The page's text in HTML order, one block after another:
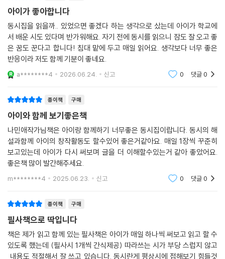
아이가 좋아합니다
동시집을 읽을까.. 있었으면 좋겠다 하는 생각으로 샀는데 아이가 학교에
서 배운 시도 있다며 반가워해요. 자기 전에 동시를 읽으니 잠도 잘 오고 좋
은 꿈도 꾼다고 합니다! 침대 맡에 두고 매일 읽어요. 생각보다 너무 좋은
반응이라 저도 함께 기분이 좋네요.
a********4 2026.06.24. 신고 0 댓글0
종이책 구매
아이와 함께 보기좋은책
나민애작가님책은 아이랑 함께하기 너무좋은 동시집이랍니다. 동시의 해
설과함께 아이의 창작활동도 할수있어 좋은거같아요. 매일 1장씩 꾸준히
보고있는데 아이가 다시 써보며 글을 더 이해할수있는거 같아 좋았어요.
좋은책 많이 발간해주세요.
m********4 2025.06.23. 신고 0 댓글0
종이책 구매
필사책으로 딱입니다
책은 제가 읽고 함께 있는 필사책은 아이가 매일 하나씩 써보고 읽고 할 수
있도록 했는데 (필사시 1개씩 간식제공) 따라쓰는 시가 부당 스럽지 않고
내용도 적절해서 잘 쓰고 있습니다. 동시란게 평상시에 접해보기 힘들것